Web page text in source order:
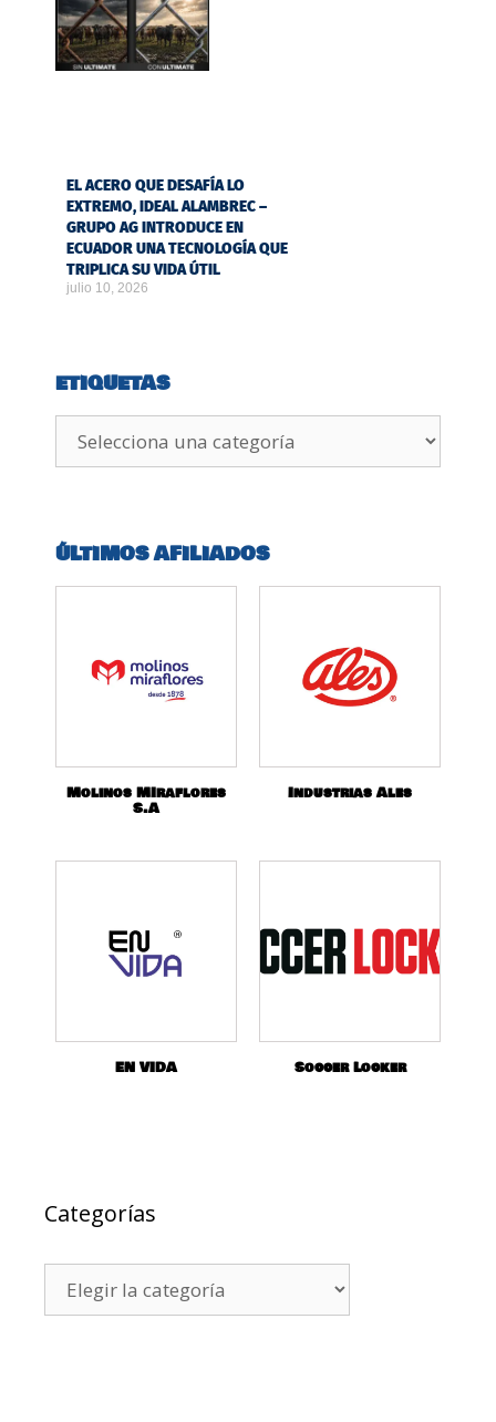
EL ACERO QUE DESAFÍA LO
EXTREMO, IDEAL ALAMBREC –
GRUPO AG INTRODUCE EN
ECUADOR UNA TECNOLOGÍA QUE
TRIPLICA SU VIDA ÚTIL
julio 10, 2026
ETIQUETAS
ÚLTIMOS AFILIADOS
Molinos MIraflores
S.A
Industrias Ales
EN VIDA Soccer Locker
Categorías